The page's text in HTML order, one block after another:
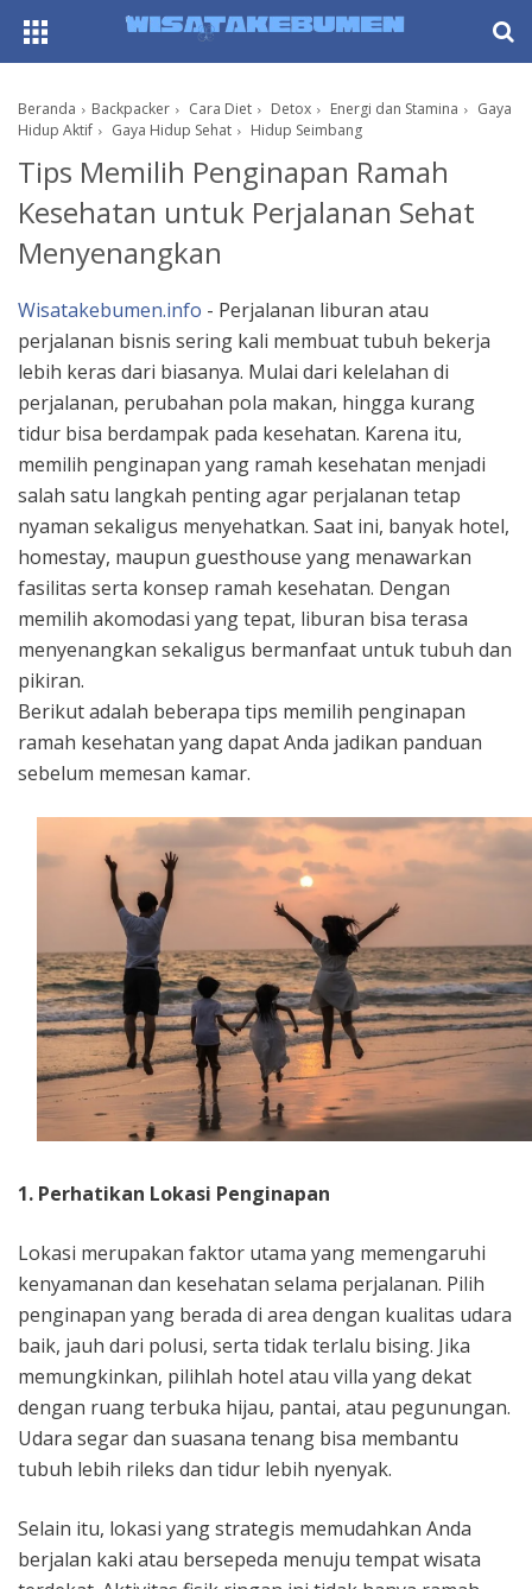
Beranda Backpacker Cara Diet Detox Energi dan Stamina
Gaya
Hidup Aktif
Gaya Hidup Sehat Hidup Seimbang
Tips Memilih Penginapan Ramah
Kesehatan untuk Perjalanan Sehat
Menyenangkan
Wisatakebumen.info - Perjalanan liburan atau
perjalanan bisnis sering kali membuat tubuh bekerja
lebih keras dari biasanya. Mulai dari kelelahan di
perjalanan, perubahan pola makan, hingga kurang
tidur bisa berdampak pada kesehatan. Karena itu,
memilih penginapan yang ramah kesehatan menjadi
salah satu langkah penting agar perjalanan tetap
nyaman sekaligus menyehatkan. Saat ini, banyak hotel,
homestay, maupun guesthouse yang menawarkan
fasilitas serta konsep ramah kesehatan. Dengan
memilih akomodasi yang tepat, liburan bisa terasa
menyenangkan sekaligus bermanfaat untuk tubuh dan
pikiran.
Berikut adalah beberapa tips memilih penginapan
ramah kesehatan yang dapat Anda jadikan panduan
sebelum memesan kamar.
1. Perhatikan Lokasi Penginapan
Lokasi merupakan faktor utama yang memengaruhi
kenyamanan dan kesehatan selama perjalanan. Pilih
penginapan yang berada di area dengan kualitas udara
baik, jauh dari polusi, serta tidak terlalu bising. Jika
memungkinkan, pilihlah hotel atau villa yang dekat
dengan ruang terbuka hijau, pantai, atau pegunungan.
Udara segar dan suasana tenang bisa membantu
tubuh lebih rileks dan tidur lebih nyenyak.
Selain itu, lokasi yang strategis memudahkan Anda
berjalan kaki atau bersepeda menuju tempat wisata